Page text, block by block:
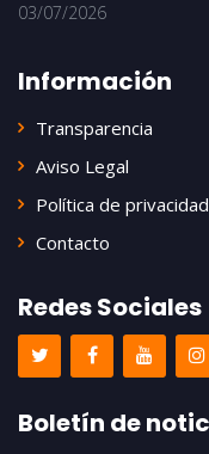
03/07/2026
Información
Transparencia
Aviso Legal
Política de privacidad
Contacto
Redes Sociales
Boletín de